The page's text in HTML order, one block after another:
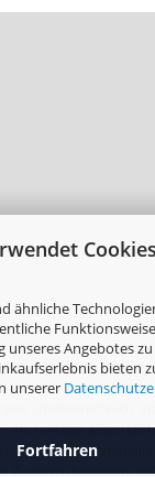
ähnliche
Angebotes
bieten
unserer
Fortfahren
urheberrechtlich, als
als sonstige
Alle Rechte vorbehalten.
Zugänglichmachen,